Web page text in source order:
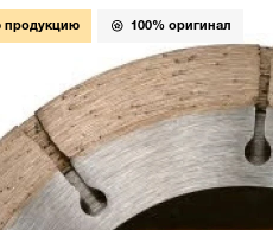
продукцию 100% оригинал